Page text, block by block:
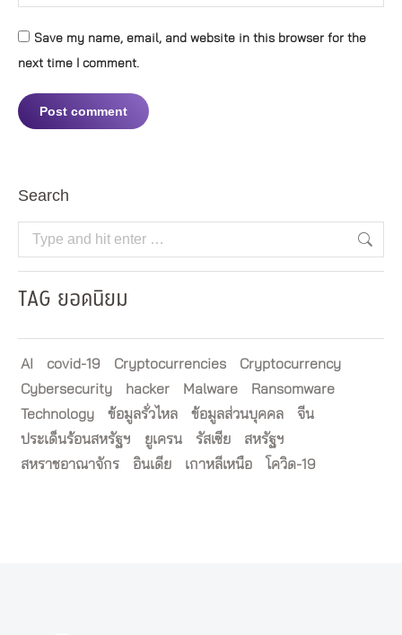
Save my name, email, and website in this browser for the
next time I comment.
Post comment
Search
Search:
TAG ยอดนิยม
AI covid-19 Cryptocurrencies
Cryptocurrency
Cybersecurity
hacker Malware
Ransomware
Technology
ข้อมูลรั่วไหล ข้อมูลส่วนบุคคล
จีน
ประเด็นร้อนสหรัฐฯ
ยูเครน รัสเซีย
สหรัฐฯ
สหราชอาณาจักร
อินเดีย เกาหลีเหนือ โควิด-19